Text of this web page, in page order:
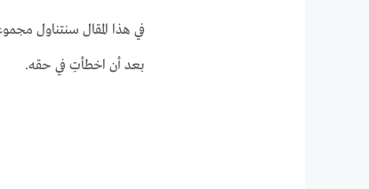
في هذا المقال سنتناول
بعد أن اخطأتِ في حقه.